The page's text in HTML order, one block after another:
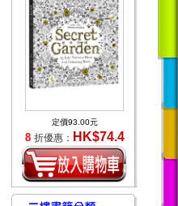
定價93.00元
8 折優惠： HK$74.4